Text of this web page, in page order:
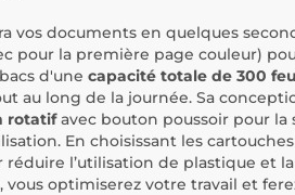
vos documents en quelques
pour la première page couleur)
d'une capacité totale de 300
au long de la journée. Sa
rotatifavec bouton poussoir pour la
En choisissant les cartouches
l’utilisation de plastique et
vous optimiserez votre travail et